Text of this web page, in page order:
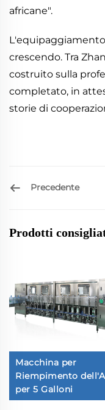
africane".
crescendo. Tra
costruito sulla
completato, in
storie di
Precedente
Prodotti
Macchina per
Riempimento
per 5 Galloni